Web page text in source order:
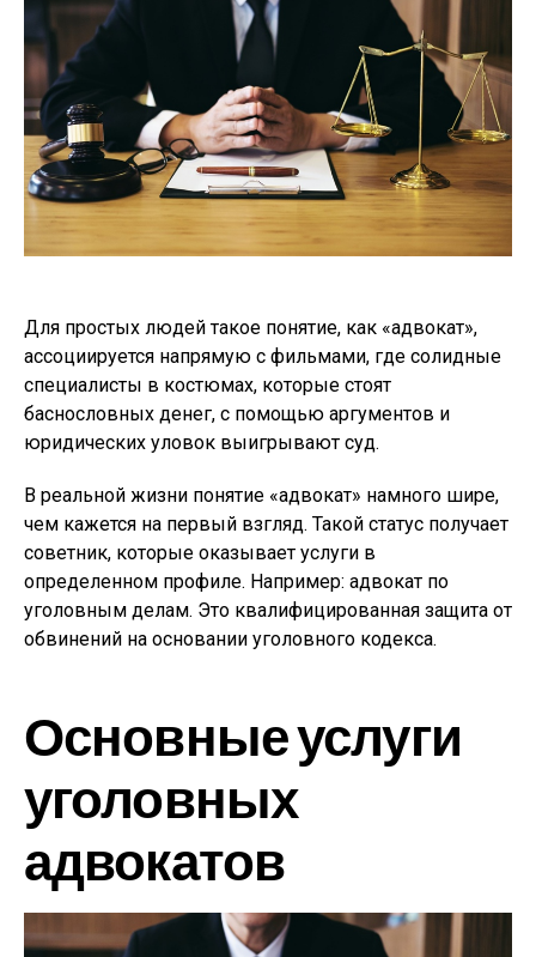
Для простых людей такое понятие, как «адвокат»,
ассоциируется напрямую с фильмами, где солидные
специалисты в костюмах, которые стоят
баснословных денег, с помощью аргументов и
юридических уловок выигрывают суд.
В реальной жизни понятие «адвокат» намного шире,
чем кажется на первый взгляд. Такой статус получает
советник, которые оказывает услуги в
определенном профиле. Например: адвокат по
уголовным делам. Это квалифицированная защита от
обвинений на основании уголовного кодекса.
Основные услуги
уголовных
адвокатов